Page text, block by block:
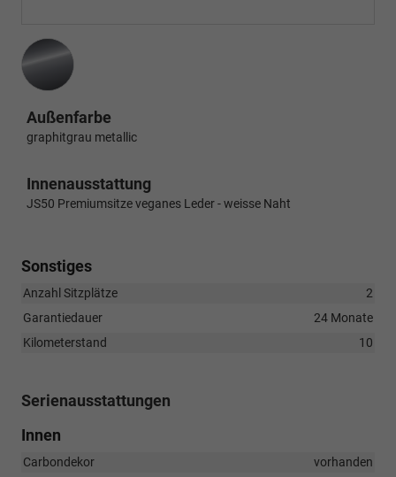
Außenfarbe
graphitgrau metallic
Innenausstattung
JS50 Premiumsitze veganes Leder - weisse Naht
Sonstiges
Anzahl Sitzplätze
2
Garantiedauer
24 Monate
Kilometerstand
10
Serienausstattungen
Innen
Carbondekor vorhanden